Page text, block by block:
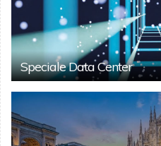
Speciale Data Center